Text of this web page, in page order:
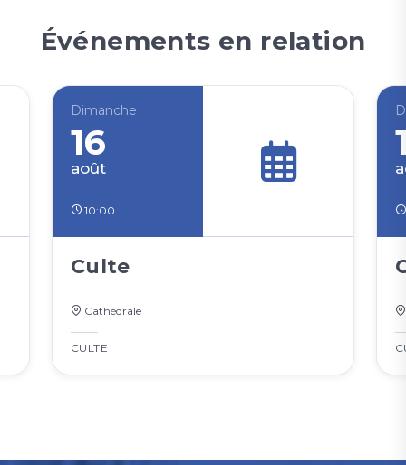
Événements en relation
Dimanche
16
août
10:00
Culte
Cathédrale
CULTE